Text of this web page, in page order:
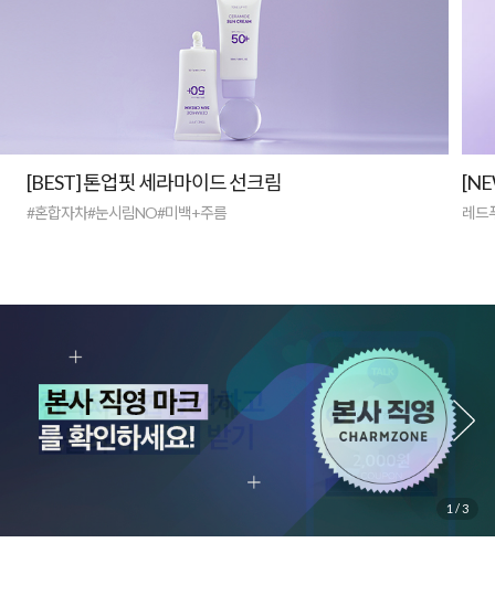
[BEST] 톤업핏 세라마이드 선크림
#혼합자차#눈시림NO#미백+주름 레드
1 /3